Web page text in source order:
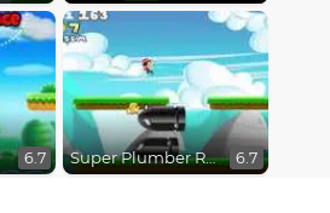
6.7 Super Plumber Run 6.7